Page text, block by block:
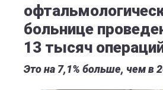
больнице
13 тысяч
Это на 7,1% больше, чем в